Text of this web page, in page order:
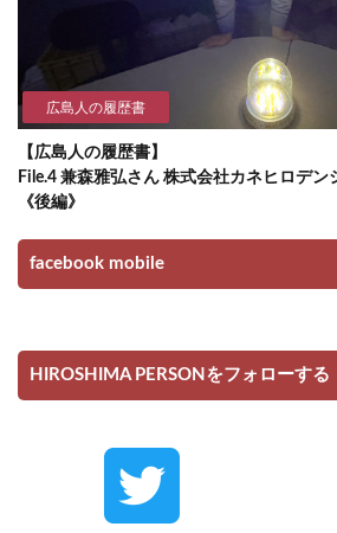
広島人の履歴書
【広島人の履歴書】
File.4 兼森雅弘さん 株式会社カネヒロデ
《後編》
facebook mobile
HIROSHIMA PERSONをフォローする